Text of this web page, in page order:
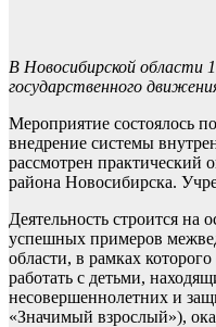
В Новосибирской области
государственного
Мероприятие состоялось
внедрение системы
рассмотрен
района Новосибирска.
Деятельность строится
успешных примеров
области, в рамках
работать с детьми,
несовершеннолетних и
«Значимый взрослый»),